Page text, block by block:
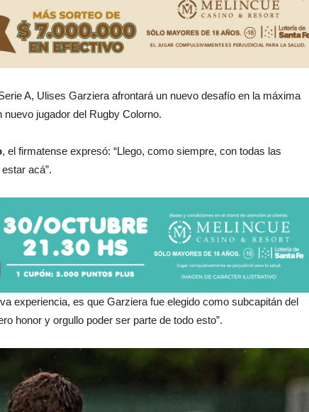
A, Ulises Garziera afrontará un nuevo desafío en la máxima
jugador del Rugby Colorno.
, el firmatense expresó: “Llego, como siempre, con todas las
acá”.
experiencia, es que Garziera fue elegido como subcapitán del
honor y orgullo poder ser parte de todo esto”.